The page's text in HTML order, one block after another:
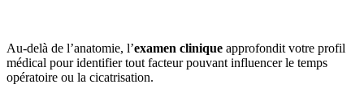
Au-delà de l’anatomie, l’examen clinique approfondit votre profil
médical pour identifier tout facteur pouvant influencer le temps
opératoire ou la cicatrisation.